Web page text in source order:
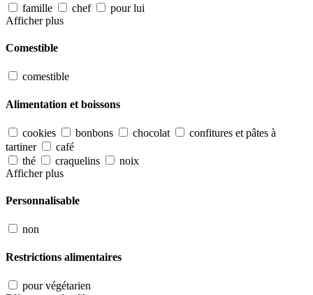
famille
chef
pour lui
Afficher plus
Comestible
comestible
Alimentation et boissons
cookies bonbons chocolat
confitures et pâtes à
tartiner
café
thé
craquelins
noix
Afficher plus
Personnalisable
non
Restrictions alimentaires
pour végétarien